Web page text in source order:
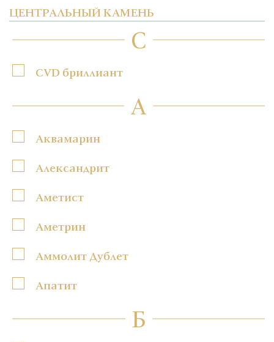
ЦЕНТРАЛЬНЫЙ КАМЕНЬ
C
CVD бриллиант
А
Аквамарин
Александрит
Аметист
Аметрин
Аммолит Дублет
Апатит
Б